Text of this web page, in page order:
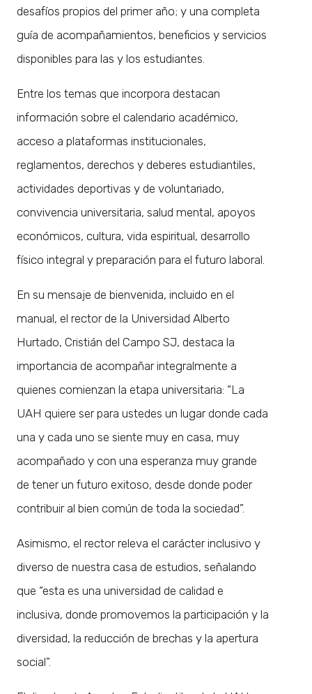
desafíos propios del primer año; y una completa
guía de acompañamientos, beneficios y servicios
disponibles para las y los estudiantes.
Entre los temas que incorpora destacan
información sobre el calendario académico,
acceso a plataformas institucionales,
reglamentos, derechos y deberes estudiantiles,
actividades deportivas y de voluntariado,
convivencia universitaria, salud mental, apoyos
económicos, cultura, vida espiritual, desarrollo
físico integral y preparación para el futuro laboral.
En su mensaje de bienvenida, incluido en el
manual, el rector de la Universidad Alberto
Hurtado, Cristián del Campo SJ, destaca la
importancia de acompañar integralmente a
quienes comienzan la etapa universitaria: “La
UAH quiere ser para ustedes un lugar donde cada
una y cada uno se siente muy en casa, muy
acompañado y con una esperanza muy grande
de tener un futuro exitoso, desde donde poder
contribuir al bien común de toda la sociedad”.
Asimismo, el rector releva el carácter inclusivo y
diverso de nuestra casa de estudios, señalando
que “esta es una universidad de calidad e
inclusiva, donde promovemos la participación y la
diversidad, la reducción de brechas y la apertura
social”.